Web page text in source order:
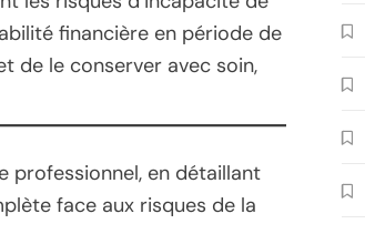
financière en période de
de le conserver avec soin,
professionnel, en détaillant
face aux risques de la